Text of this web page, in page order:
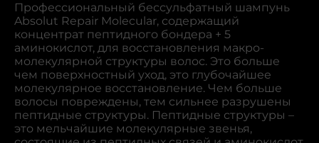
Профессиональный бессульфатный шампунь
Absolut Repair Molecular, содержащий
концентрат пептидного бондера + 5
аминокислот, для восстановления макро-
молекулярной структуры волос. Это больше
чем поверхностный уход, это глубочайшее
молекулярное восстановление. Чем больше
волосы повреждены, тем сильнее разрушены
пептидные структуры. Пептидные структуры –
это мельчайшие молекулярные звенья,